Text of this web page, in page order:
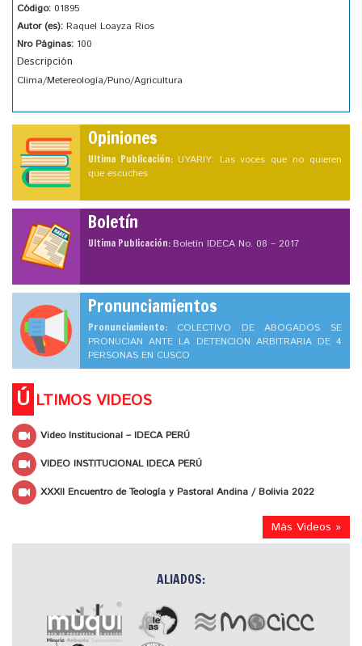
Código: 01895
Autor (es): Raquel Loayza Rios
Nro Páginas: 100
Descripción
Clima/Metereología/Puno/Agricultura
Opiniones
Ultima Publicación: UYARIY: Las voces que no quieren
que escuches
Boletín
Ultima Publicación:Boletín IDECA No. 08 – 2017
Pronunciamientos
Pronunciamiento: COLECTIVO DE ABOGADOS SE
PRONUCIAN ANTE LA DETENCION ARBITRARIA DE 4
PERSONAS EN CUSCO
Ú LTIMOS VIDEOS
Video Institucional – IDECA PERÚ
VIDEO INSTITUCIONAL IDECA PERÚ
XXXII Encuentro de Teología y Pastoral Andina / Bolivia 2022
Más Videos »
ALIADOS: